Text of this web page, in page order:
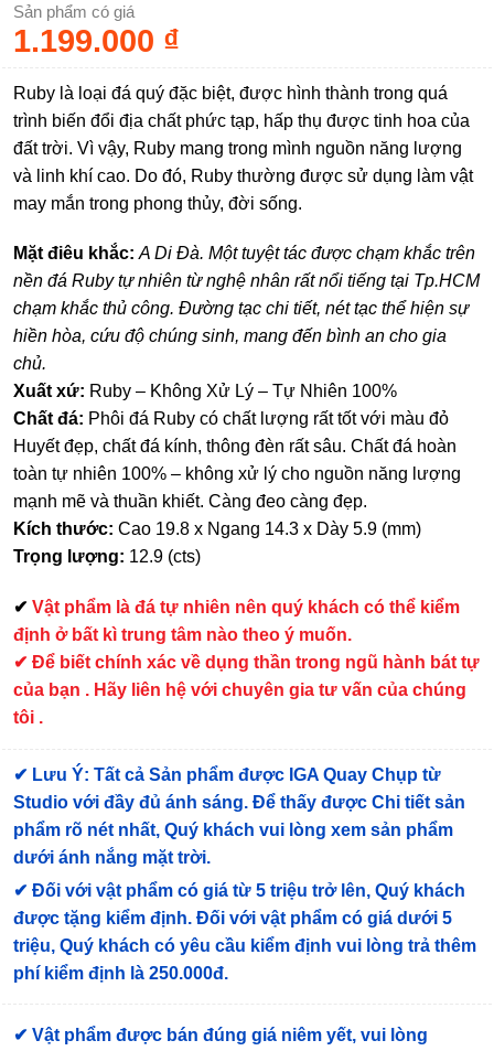
Sản phẩm có giá
1.199.000 ₫
Ruby là loại đá quý đặc biệt, được hình thành trong quá
trình biến đổi địa chất phức tạp, hấp thụ được tinh hoa của
đất trời. Vì vậy, Ruby mang trong mình nguồn năng lượng
và linh khí cao. Do đó, Ruby thường được sử dụng làm vật
may mắn trong phong thủy, đời sống.
Mặt điêu khắc: A Di Đà. Một tuyệt tác được chạm khắc trên
nền đá Ruby tự nhiên từ nghệ nhân rất nổi tiếng tại Tp.HCM
chạm khắc thủ công. Đường tạc chi tiết, nét tạc thể hiện sự
hiền hòa, cứu độ chúng sinh, mang đến bình an cho gia
chủ.
Xuất xứ: Ruby – Không Xử Lý – Tự Nhiên 100%
Chất đá: Phôi đá Ruby có chất lượng rất tốt với màu đỏ
Huyết đẹp, chất đá kính, thông đèn rất sâu. Chất đá hoàn
toàn tự nhiên 100% – không xử lý cho nguồn năng lượng
mạnh mẽ và thuần khiết. Càng đeo càng đẹp.
Kích thước: Cao 19.8 x Ngang 14.3 x Dày 5.9 (mm)
Trọng lượng: 12.9 (cts)
✔ Vật phẩm là đá tự nhiên nên quý khách có thể kiểm
định ở bất kì trung tâm nào theo ý muốn.
✔ Để biết chính xác về dụng thần trong ngũ hành bát tự
của bạn . Hãy liên hệ với chuyên gia tư vấn của chúng
tôi .
✔ Lưu Ý: Tất cả Sản phẩm được IGA Quay Chụp từ
Studio với đầy đủ ánh sáng. Để thấy được Chi tiết sản
phẩm rõ nét nhất, Quý khách vui lòng xem sản phẩm
dưới ánh nắng mặt trời.
✔ Đối với vật phẩm có giá từ 5 triệu trở lên, Quý khách
được tặng kiểm định. Đối với vật phẩm có giá dưới 5
triệu, Quý khách có yêu cầu kiểm định vui lòng trả thêm
phí kiểm định là 250.000đ.
✔ Vật phẩm được bán đúng giá niêm yết, vui lòng